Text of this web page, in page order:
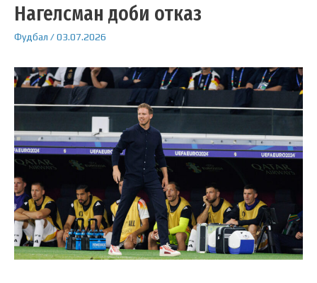
Нагелсман доби отказ
Фудбал /03.07.2026